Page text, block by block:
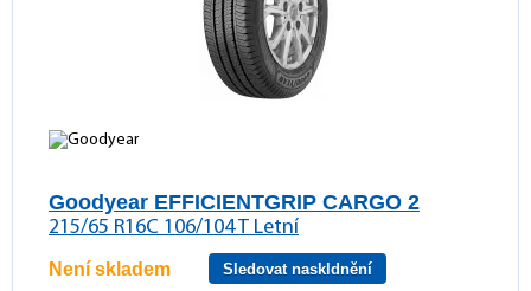
Goodyear EFFICIENTGRIP CARGO 2
215/65 R16C 106/104 T Letní
Není skladem Sledovat naskldnění